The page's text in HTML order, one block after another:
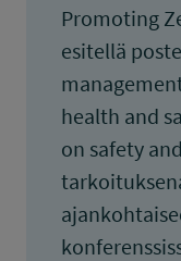
Promoting
esitellä
health and
on safety